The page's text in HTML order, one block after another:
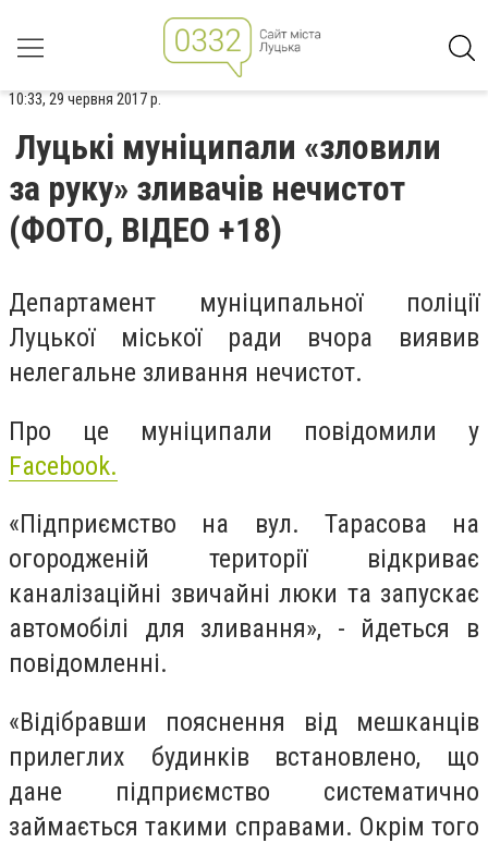
10:33, 29 червня 2017 р.
Луцькі муніципали «зловили
за руку» зливачів нечистот
(ФОТО, ВІДЕО +18)
Департамент муніципальної поліції
Луцької міської ради вчора виявив
нелегальне зливання нечистот.
Про це муніципали повідомили у
Facebook.
«Підприємство на вул. Тарасова на
огородженій території відкриває
каналізаційні звичайні люки та запускає
автомобілі для зливання», - йдеться в
повідомленні.
«Відібравши пояснення від мешканців
прилеглих будинків встановлено, що
дане підприємство систематично
займається такими справами. Окрім того